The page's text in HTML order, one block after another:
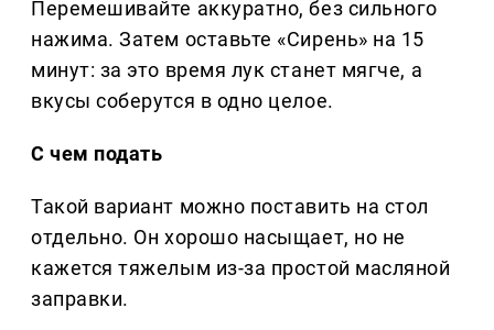
Перемешивайте аккуратно, без сильного
нажима. Затем оставьте «Сирень» на 15
минут: за это время лук станет мягче, а
вкусы соберутся в одно целое.
С чем подать
Такой вариант можно поставить на стол
отдельно. Он хорошо насыщает, но не
кажется тяжелым из-за простой масляной
заправки.